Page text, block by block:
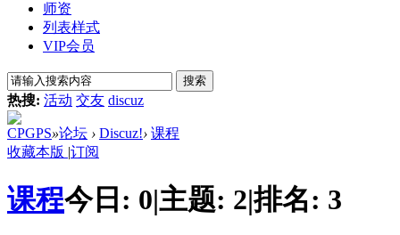
师资
列表样式
VIP会员
搜索
热搜: 活动 交友 discuz
CPGPS»论坛 › Discuz!› 课程
收藏本版 |订阅
课程今日: 0|主题: 2|排名: 3